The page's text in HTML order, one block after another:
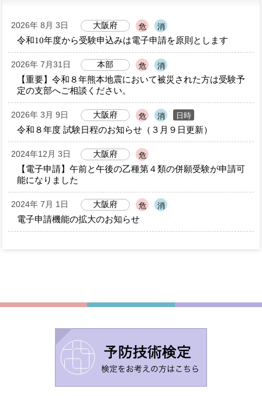
2026年 8月 3日 大阪府 危 消
令和10年度から受験申込みは電子申請を原則とします
2026年 7月31日 本部 危 消
【重要】令和８年熊本地震において被災された方は受験予
定の支部へご相談ください。
2026年 3月 9日 大阪府 危 消 日時
令和８年度 試験日程のお知らせ（３月９日更新）
2024年12月 3日 大阪府 危
【電子申請】午前と午後の乙種第４類の併願受験が申請可
能になりました
2024年 7月 1日 大阪府 危 消
電子申請機能の拡大のお知らせ